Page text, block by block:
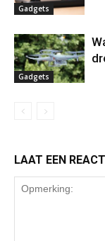
Gadgets
Gadgets
LAAT EEN